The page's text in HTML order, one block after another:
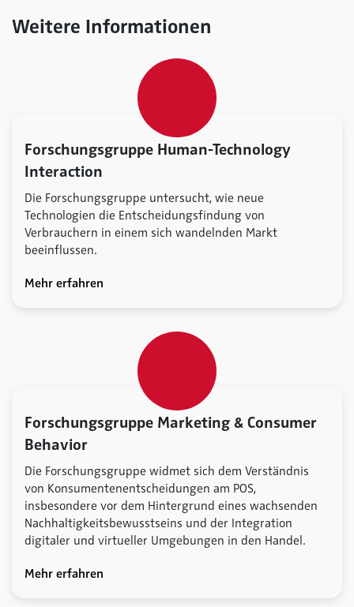
Weitere Informationen
Forschungsgruppe Human-Technology
Interaction
Die Forschungsgruppe untersucht, wie neue
Technologien die Entscheidungsfindung von
Verbrauchern in einem sich wandelnden Markt
beeinflussen.
Mehr erfahren
Forschungsgruppe Marketing & Consumer
Behavior
Die Forschungsgruppe widmet sich dem Verständnis
von Konsumentenentscheidungen am POS,
insbesondere vor dem Hintergrund eines wachsenden
Nachhaltigkeitsbewusstseins und der Integration
digitaler und virtueller Umgebungen in den Handel.
Mehr erfahren